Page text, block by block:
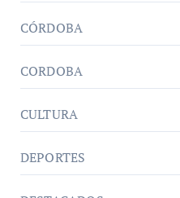
CÓRDOBA
CORDOBA
CULTURA
DEPORTES